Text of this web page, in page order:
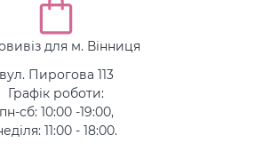
для м. Вінниця
вул. Пирогова 113
Графік роботи:
пн-сб: 10:00 -19:00,
11:00 - 18:00.